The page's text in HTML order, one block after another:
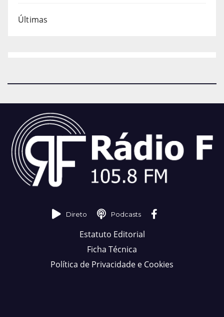
Últimas
Direto Podcasts
Estatuto Editorial
Ficha Técnica
Política de Privacidade e Cookies